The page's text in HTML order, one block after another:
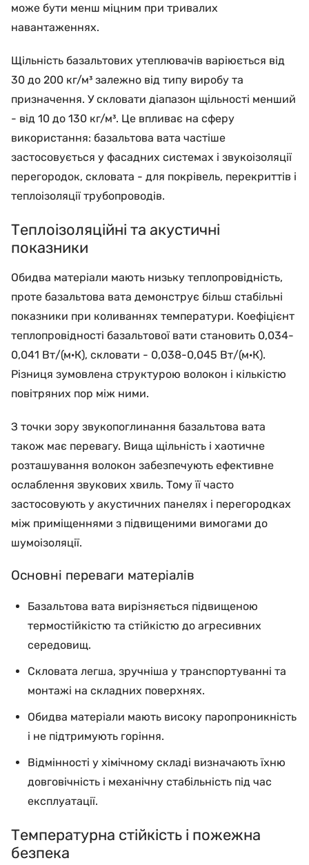
може бути менш міцним при тривалих
навантаженнях.
Щільність базальтових утеплювачів варіюється від
30 до 200 кг/м³ залежно від типу виробу та
призначення. У скловати діапазон щільності менший
- від 10 до 130 кг/м³. Це впливає на сферу
використання: базальтова вата частіше
застосовується у фасадних системах і звукоізоляції
перегородок, скловата - для покрівель, перекриттів і
теплоізоляції трубопроводів.
Теплоізоляційні та акустичні
показники
Обидва матеріали мають низьку теплопровідність,
проте базальтова вата демонструє більш стабільні
показники при коливаннях температури. Коефіцієнт
теплопровідності базальтової вати становить 0,034-
0,041 Вт/(м·К), скловати - 0,038-0,045 Вт/(м·К).
Різниця зумовлена структурою волокон і кількістю
повітряних пор між ними.
З точки зору звукопоглинання базальтова вата
також має перевагу. Вища щільність і хаотичне
розташування волокон забезпечують ефективне
ослаблення звукових хвиль. Тому її часто
застосовують у акустичних панелях і перегородках
між приміщеннями з підвищеними вимогами до
шумоізоляції.
Основні переваги матеріалів
Базальтова вата вирізняється підвищеною
термостійкістю та стійкістю до агресивних
середовищ.
Скловата легша, зручніша у транспортуванні та
монтажі на складних поверхнях.
Обидва матеріали мають високу паропроникність
і не підтримують горіння.
Відмінності у хімічному складі визначають їхню
довговічність і механічну стабільність під час
експлуатації.
Температурна стійкість і пожежна
безпека